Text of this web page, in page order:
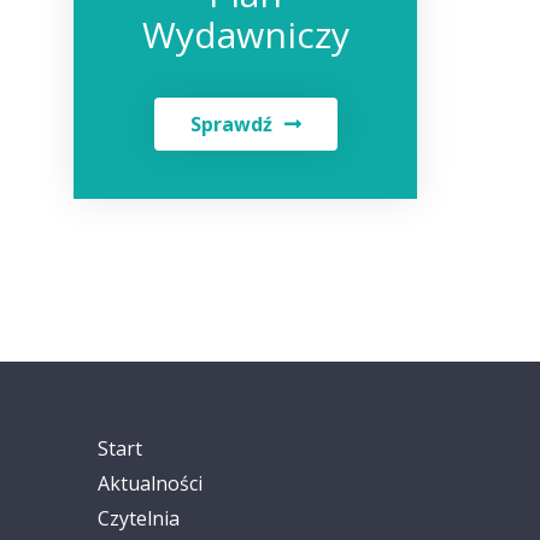
Wydawniczy
Sprawdź
Start
Aktualności
Czytelnia